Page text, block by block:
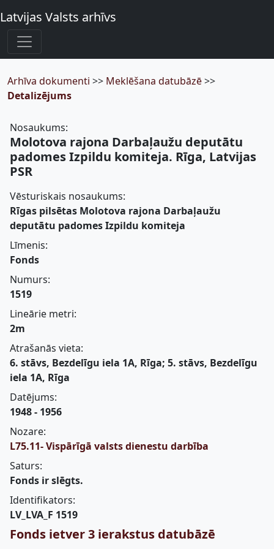
Latvijas Valsts arhīvs
Arhīva dokumenti >> Meklēšana datubāzē>>
Detalizējums
Nosaukums:
Molotova rajona Darbaļaužu deputātu
padomes Izpildu komiteja. Rīga, Latvijas
PSR
Vēsturiskais nosaukums:
Rīgas pilsētas Molotova rajona Darbaļaužu
deputātu padomes Izpildu komiteja
Līmenis:
Fonds
Numurs:
1519
Lineārie metri:
2m
Atrašanās vieta:
6. stāvs, Bezdelīgu iela 1A, Rīga; 5. stāvs, Bezdelīgu
iela 1A, Rīga
Datējums:
1948 - 1956
Nozare:
L75.11- Vispārīgā valsts dienestu darbība
Saturs:
Fonds ir slēgts.
Identifikators:
LV_LVA_F 1519
Fonds ietver 3 ierakstus datubāzē